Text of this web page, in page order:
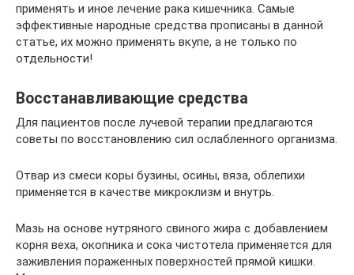
применять и иное лечение рака кишечника. Самые
эффективные народные средства прописаны в данной
статье, их можно применять вкупе, а не только по
отдельности!
Восстанавливающие средства
Для пациентов после лучевой терапии предлагаются
советы по восстановлению сил ослабленного организма.
Отвар из смеси коры бузины, осины, вяза, облепихи
применяется в качестве микроклизм и внутрь.
Мазь на основе нутряного свиного жира с добавлением
корня веха, окопника и сока чистотела применяется для
заживления пораженных поверхностей прямой кишки.